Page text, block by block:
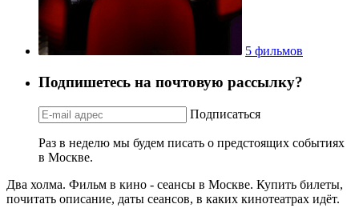
5 фильмов
Подпишетесь на почтовую рассылку?
Подписаться
Раз в неделю мы будем писать о предстоящих событиях
в Москве.
Два холма. Фильм в кино - сеансы в Москве. Купить билеты,
почитать описание, даты сеансов, в каких кинотеатрах идёт.